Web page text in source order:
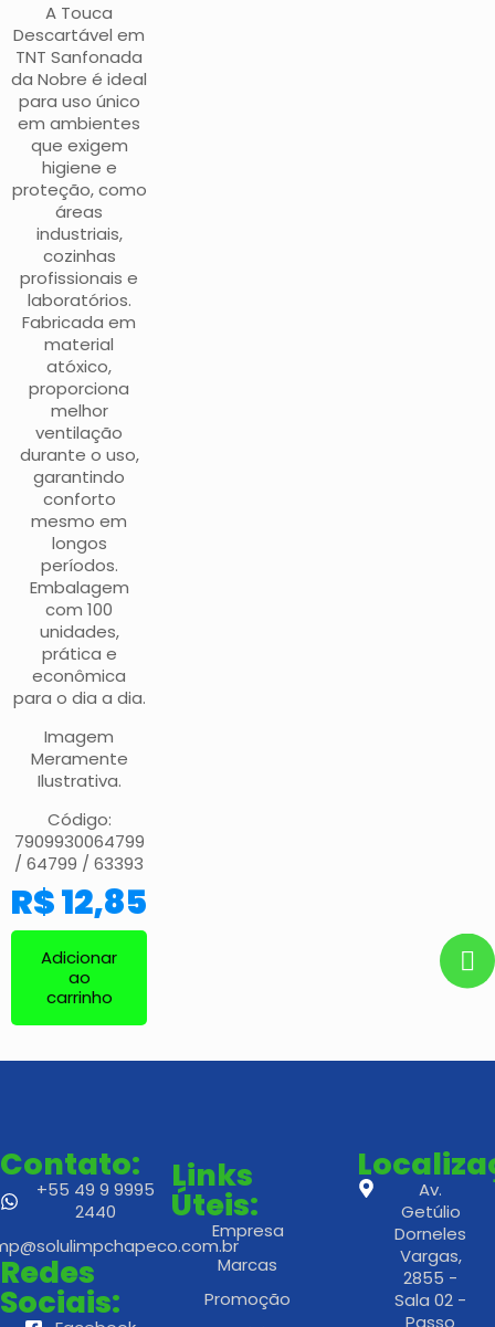
A Touca
Descartável em
TNT Sanfonada
da Nobre é ideal
para uso único
em ambientes
que exigem
higiene e
proteção, como
áreas
industriais,
cozinhas
profissionais e
laboratórios.
Fabricada em
material
atóxico,
proporciona
melhor
ventilação
durante o uso,
garantindo
conforto
mesmo em
longos
períodos.
Embalagem
com 100
unidades,
prática e
econômica
para o dia a dia.
Imagem
Meramente
Ilustrativa.
Código:
7909930064799
/ 64799 / 63393
R$12,85
Adicionar
ao
carrinho
Contato:
+55 49 9 9995
2440
Redes
Sociais:
Links
Úteis:
Empresa
Marcas
Promoção
Av.
Getúlio
Dorneles
Vargas,
2855 -
Sala 02 -
Passo